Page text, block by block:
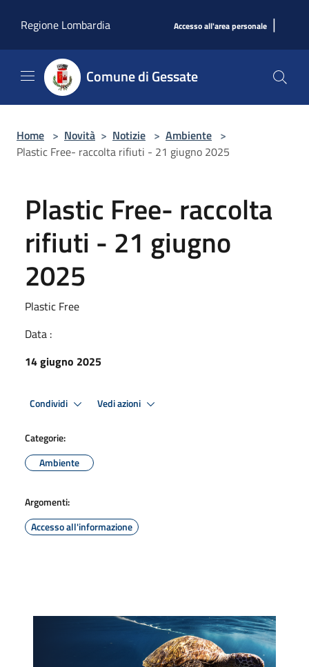
Regione Lombardia
Accesso all'area personale |
Comune di Gessate
Home > Novità > Notizie > Ambiente >
Plastic Free- raccolta rifiuti - 21 giugno 2025
Plastic Free- raccolta
rifiuti - 21 giugno
2025
Plastic Free
Data :
14 giugno 2025
Condividi Vedi azioni
Categorie:
Ambiente
Argomenti:
Accesso all'informazione